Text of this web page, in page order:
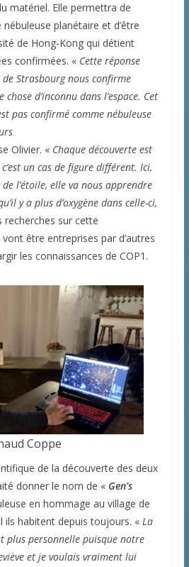
matériel. Elle permettra de
planétaire et d’être
de Hong-Kong qui détient
confirmées. « Cette réponse
Strasbourg nous confirme
d’inconnu dans l’espace. Cet
pas confirmé comme nébuleuse
Olivier. « Chaque découverte est
un cas de figure différent. Ici,
l’étoile, elle va nous apprendre
y a plus d’oxygène dans celle-ci,
recherches sur cette
être entreprises par d’autres
les connaissances de COP1.
Coppe
de la découverte des deux
donner le nom de « Gen’s
en hommage au village de
ils habitent depuis toujours. « La
plus personnelle puisque notre
et je voulais vraiment lui